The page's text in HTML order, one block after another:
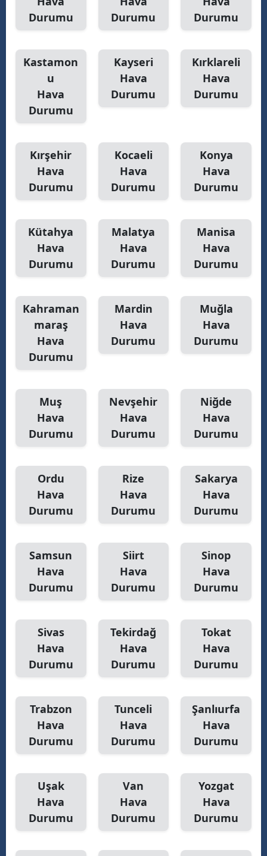
Durumu
Durumu
Durumu
Kastamon
u
Hava
Durumu
Kayseri
Hava
Durumu
Kırklareli
Hava
Durumu
Kırşehir
Hava
Durumu
Kocaeli
Hava
Durumu
Konya
Hava
Durumu
Kütahya
Hava
Durumu
Malatya
Hava
Durumu
Manisa
Hava
Durumu
Kahraman
maraş
Hava
Durumu
Mardin
Hava
Durumu
Muğla
Hava
Durumu
Muş
Hava
Durumu
Nevşehir
Hava
Durumu
Niğde
Hava
Durumu
Ordu
Hava
Durumu
Rize
Hava
Durumu
Sakarya
Hava
Durumu
Samsun
Hava
Durumu
Siirt
Hava
Durumu
Sinop
Hava
Durumu
Sivas
Hava
Durumu
Tekirdağ
Hava
Durumu
Tokat
Hava
Durumu
Trabzon
Hava
Durumu
Tunceli
Hava
Durumu
Şanlıurfa
Hava
Durumu
Uşak
Hava
Durumu
Van
Hava
Durumu
Yozgat
Hava
Durumu